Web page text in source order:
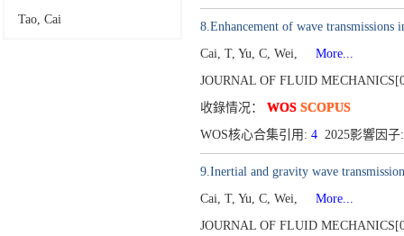
Tao, Cai
8.Enhancement of wave transmissions
Cai, T, Yu, C, Wei,
More...
JOURNAL OF FLUID
收錄情况： WOS SCOPUS
WOS核心合集引用: 42025影響因
9.Inertial and gravity wave
Cai, T, Yu, C, Wei,
More...
JOURNAL OF FLUID